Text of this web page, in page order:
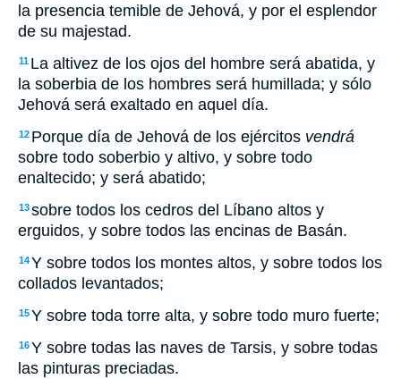
la presencia temible de Jehová, y por el esplendor
de su majestad.
11 La altivez de los ojos del hombre será abatida, y
la soberbia de los hombres será humillada; y sólo
Jehová será exaltado en aquel día.
12 Porque día de Jehová de los ejércitos vendrá
sobre todo soberbio y altivo, y sobre todo
enaltecido; y será abatido;
13sobre todos los cedros del Líbano altos y
erguidos, y sobre todos las encinas de Basán.
14Y sobre todos los montes altos, y sobre todos los
collados levantados;
15Y sobre toda torre alta, y sobre todo muro fuerte;
16Y sobre todas las naves de Tarsis, y sobre todas
las pinturas preciadas.